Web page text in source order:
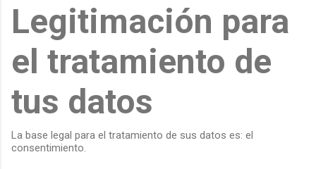
Legitimación para
el tratamiento de
tus datos
La base legal para el tratamiento de sus datos es: el
consentimiento.